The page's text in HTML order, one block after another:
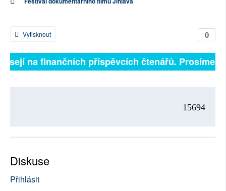
0
Vytisknout
na finančních příspěvcích čtenářů. Prosíme,
15694
Diskuse
Přihlásit